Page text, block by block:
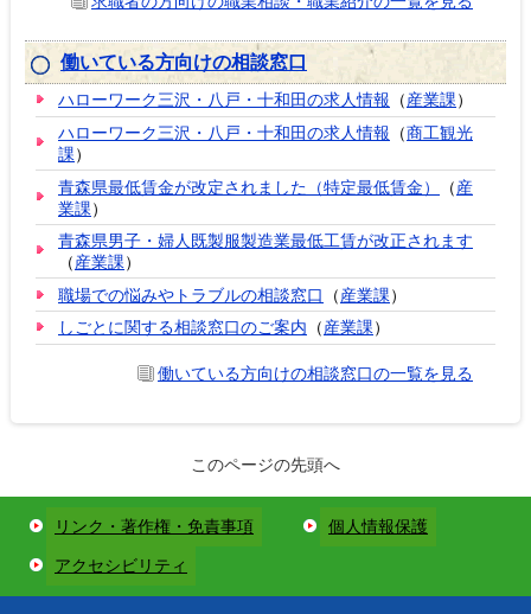
働いている方向けの相談窓口
ハローワーク三沢・八戸・十和田の求人情報 （産業課）
ハローワーク三沢・八戸・十和田の求人情報 （商工観光
課）
青森県最低賃金が改定されました（特定最低賃金）
（産
業課）
青森県男子・婦人既製服製造業最低工賃が改正されます
（産業課）
職場での悩みやトラブルの相談窓口
（産業課）
しごとに関する相談窓口のご案内 （産業課）
働いている方向けの相談窓口の一覧を見る
このページの先頭へ
リンク・著作権・免責事項 個人情報保護
アクセシビリティ